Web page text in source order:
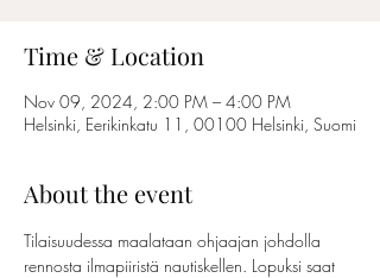
Time & Location
Nov 09, 2024, 2:00 PM – 4:00 PM
Helsinki, Eerikinkatu 11, 00100 Helsinki, Suomi
About the event
Tilaisuudessa maalataan ohjaajan johdolla
rennosta ilmapiiristä nautiskellen. Lopuksi saat